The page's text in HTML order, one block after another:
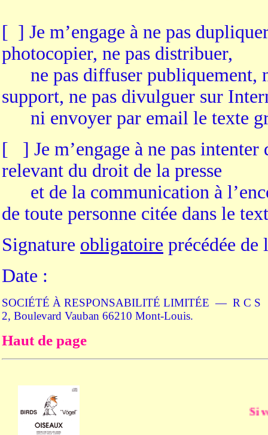
[ ] Je m’engage à ne pas
photocopier, ne pas distribuer,
ne pas diffuser publiquement,
support, ne pas divulguer sur
ni envoyer par email le texte
[ ] Je m’engage à ne pas
relevant du droit de la presse
et de la communication à
de toute personne citée dans le
Signature obligatoire précédée
Date :
SOCIÉTÉ À RESPONSABILITÉ LIMITÉE — R C
2, Boulevard Vauban 66210 Mont-Louis.
Haut de page
Si votre